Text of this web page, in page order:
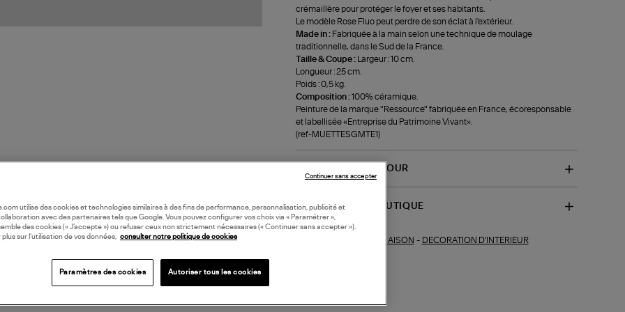
crémaillère pour protéger le foyer et ses habitants.
Le modèle Rose Fluo peut perdre de son éclat à l'extérieur.
Made in : Fabriquée à la main selon une technique de moulage
traditionnelle, dans le Sud de la France.
Taille & Coupe :
Largeur : 10 cm.
Longueur : 25 cm.
Poids : 0,5 kg.
Composition :100% céramique.
Peinture de la marque "Ressource" fabriquée en France, écoresponsable
et labellisée «Entreprise du Patrimoine Vivant».
(ref-MUETTESGMTE1)
LIVRAISON ET RETOUR
DISPONIBILITÉ BOUTIQUE
MAISON - DECORATION D'INTERIEUR
utilise des cookies et technologies similaires à des fins de performance, personnalisation, publicité et
avec des partenaires tels que Google. Vous pouvez configurer vos choix via « Paramétrer »,
des cookies (« J’accepte ») ou refuser ceux non strictement nécessaires (« Continuer sans accepter »).
plus sur l’utilisation de vos données,
consulter notre politique de cookies
Paramètres des cookies Autoriser tous les cookies
Continuer sans accepter